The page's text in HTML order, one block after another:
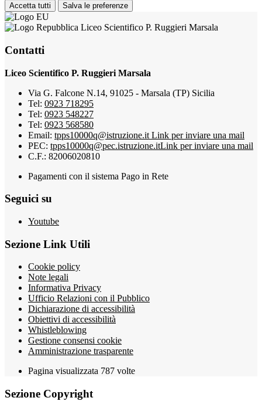
Accetta tutti Salva le preferenze
Liceo Scientifico P. Ruggieri Marsala
Contatti
Liceo Scientifico P. Ruggieri Marsala
Via G. Falcone N.14, 91025 - Marsala (TP) Sicilia
Tel: 0923 718295
Tel: 0923 548227
Tel: 0923 568580
Email: tpps10000q@istruzione.it Link per inviare una mail
PEC: tpps10000q@pec.istruzione.itLink per inviare una mail
C.F.: 82006020810
Pagamenti con il sistema Pago in Rete
Seguici su
Youtube
Sezione Link Utili
Cookie policy
Note legali
Informativa Privacy
Ufficio Relazioni con il Pubblico
Dichiarazione di accessibilità
Obiettivi di accessibilità
Whistleblowing
Gestione consensi cookie
Amministrazione trasparente
Pagina visualizzata 787 volte
Sezione Copyright